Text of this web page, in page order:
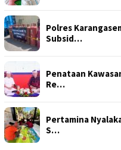
Polres
Subsid…
Penataan
Re…
Pertamina
S…